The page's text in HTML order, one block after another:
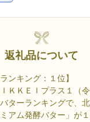
返礼品について
ンキング：１位】
ＫＫＥＩプラス１（
ターランキングで、
アム発酵バター」が